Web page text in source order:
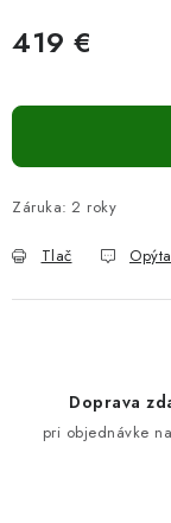
419 €
Záruka: 2 roky
Tlač
Doprava
pri objednávke